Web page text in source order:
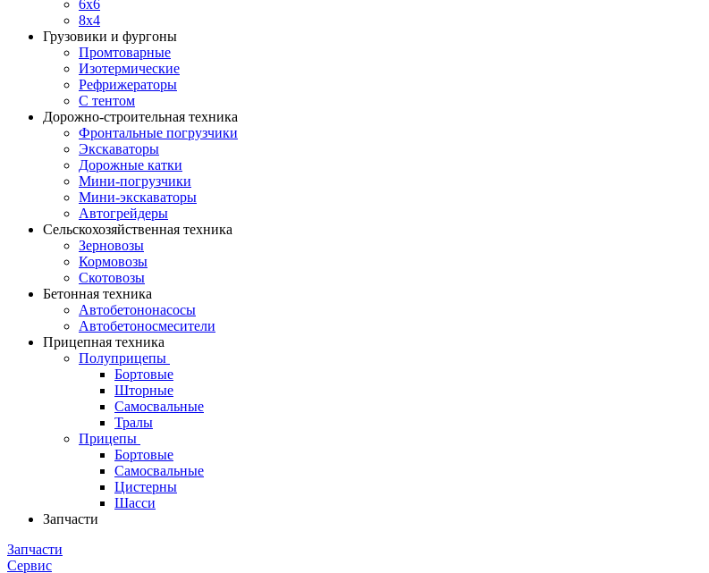
6x6
8x4
Грузовики и фургоны
Промтоварные
Изотермические
Рефрижераторы
С тентом
Дорожно-строительная техника
Фронтальные погрузчики
Экскаваторы
Дорожные катки
Мини-погрузчики
Мини-экскаваторы
Автогрейдеры
Сельскохозяйственная техника
Зерновозы
Кормовозы
Скотовозы
Бетонная техника
Автобетононасосы
Автобетоносмесители
Прицепная техника
Полуприцепы
Бортовые
Шторные
Самосвальные
Тралы
Прицепы
Бортовые
Самосвальные
Цистерны
Шасси
Запчасти
Запчасти
Сервис